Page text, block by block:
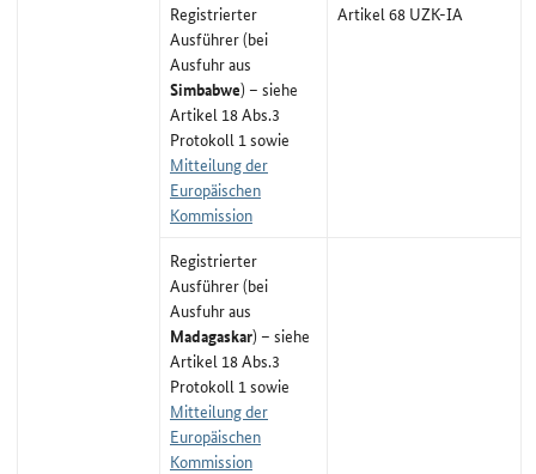
Registrierter
Ausführer (bei
Ausfuhr aus
Simbabwe) – siehe
Artikel 18 Abs.3
Protokoll 1 sowie
Mitteilung der
Europäischen
Kommission
Artikel 68 UZK-IA
Registrierter
Ausführer (bei
Ausfuhr aus
Madagaskar) – siehe
Artikel 18 Abs.3
Protokoll 1 sowie
Mitteilung der
Europäischen
Kommission